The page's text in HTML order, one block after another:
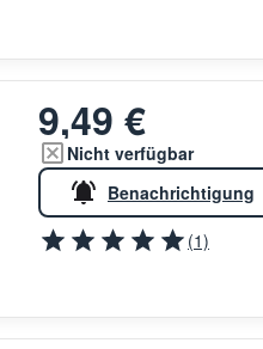
9,49 €
Nicht verfügbar
Benachrichtigung
(1)